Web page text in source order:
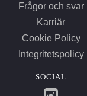
Frågor och svar
Karriär
Cookie Policy
Integritetspolicy
SOCIAL